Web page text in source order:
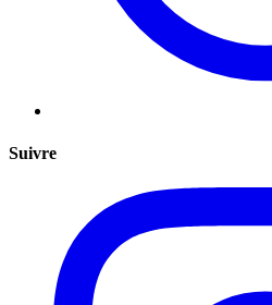
Suivre